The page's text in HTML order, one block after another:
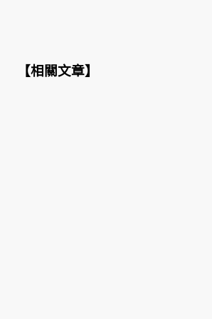
【相關文章】